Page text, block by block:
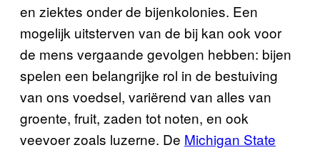
en ziektes onder de bijenkolonies. Een
mogelijk uitsterven van de bij kan ook voor
de mens vergaande gevolgen hebben: bijen
spelen een belangrijke rol in de bestuiving
van ons voedsel, variërend van alles van
groente, fruit, zaden tot noten, en ook
veevoer zoals luzerne. De Michigan State